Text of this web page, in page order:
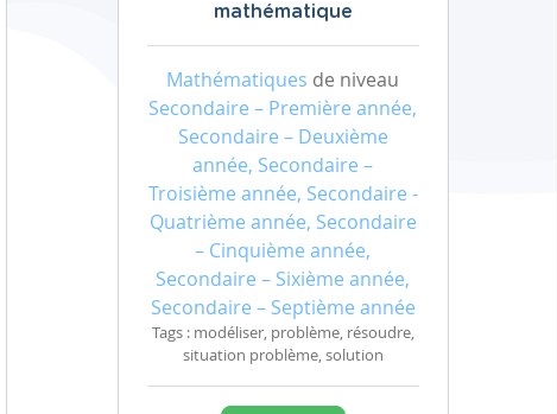
mathématique
Mathématiques de niveau
Secondaire – Première année,
Secondaire – Deuxième
année, Secondaire –
Troisième année, Secondaire -
Quatrième année, Secondaire
– Cinquième année,
Secondaire – Sixième année,
Secondaire – Septième année
Tags : modéliser, problème, résoudre,
situation problème, solution